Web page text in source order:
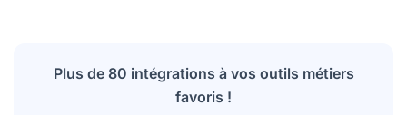
Plus de 80 intégrations à vos outils métiers
favoris !